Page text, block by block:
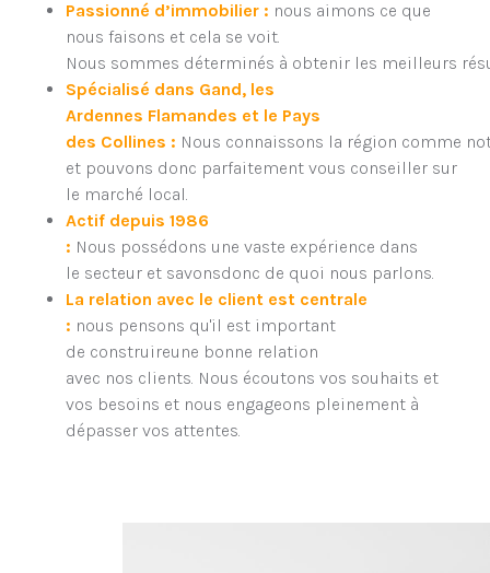
Passionné d’immobilier : nous aimons ce que
nous faisons et cela se voit.
Nous sommes déterminés à obtenir les meilleurs
Spécialisé dans Gand, les
Ardennes Flamandes et le Pays
des Collines : Nous connaissons la région comme
et pouvons donc parfaitement vous conseiller sur
le marché local.
Actif depuis 1986
: Nous possédons une vaste expérience dans
le secteur et savonsdonc de quoi nous parlons.
La relation avec le client est centrale
: nous pensons qu'il est important
de construireune bonne relation
avec nos clients. Nous écoutons vos souhaits et
vos besoins et nous engageons pleinement à
dépasser vos attentes.